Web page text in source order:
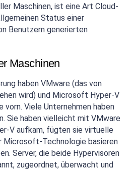
Maschinen, ist eine Art Cloud-
Status einer
Benutzern generierten
Maschinen
haben VMware (das von
wird) und Microsoft Hyper-V
vorn. Viele Unternehmen haben
Sie haben vielleicht mit VMware
V aufkam, fügten sie virtuelle
Microsoft-Technologie basieren
Server, die beide Hypervisoren
zugeordnet, überwacht und